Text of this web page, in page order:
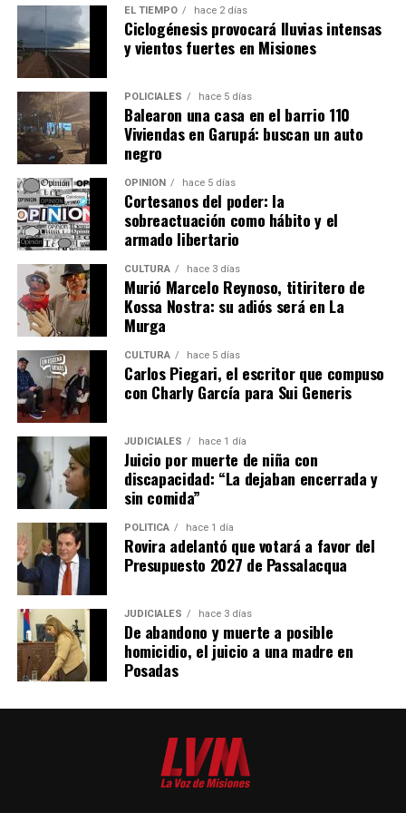
capitalino.
EL TIEMPO hace 2 días
Ciclogénesis provocará lluvias intensas
y vientos fuertes en Misiones
POLICIALES hace 5 días
Balearon una casa en el barrio 110
Viviendas en Garupá: buscan un auto
negro
OPINIÓN hace 5 días
Cortesanos del poder: la
sobreactuación como hábito y el
armado libertario
CULTURA hace 3 días
Murió Marcelo Reynoso, titiritero de
Kossa Nostra: su adiós será en La
Murga
CULTURA hace 5 días
Carlos Piegari, el escritor que compuso
con Charly García para Sui Generis
JUDICIALES hace 1 día
Juicio por muerte de niña con
discapacidad: “La dejaban encerrada y
sin comida”
POLÍTICA hace 1 día
Rovira adelantó que votará a favor del
Presupuesto 2027 de Passalacqua
JUDICIALES hace 3 días
De abandono y muerte a posible
homicidio, el juicio a una madre en
Posadas